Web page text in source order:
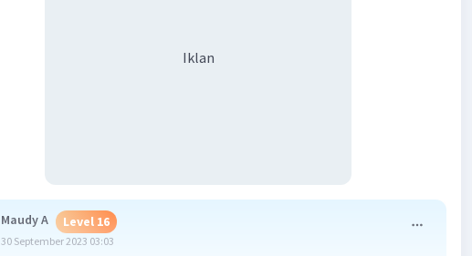
Iklan
Maudy A Level 16
30 September 2023 03:03